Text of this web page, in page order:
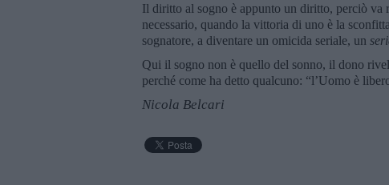
Il diritto al sogno è appunto un diritto, perciò va
necessario, quando la vittoria di uno è la
sognatore, a diventare un omicida seriale, un
Qui il sogno non è quello del sonno, il dono
perché come ha detto qualcuno: “l’Uomo è
Nicola Belcari